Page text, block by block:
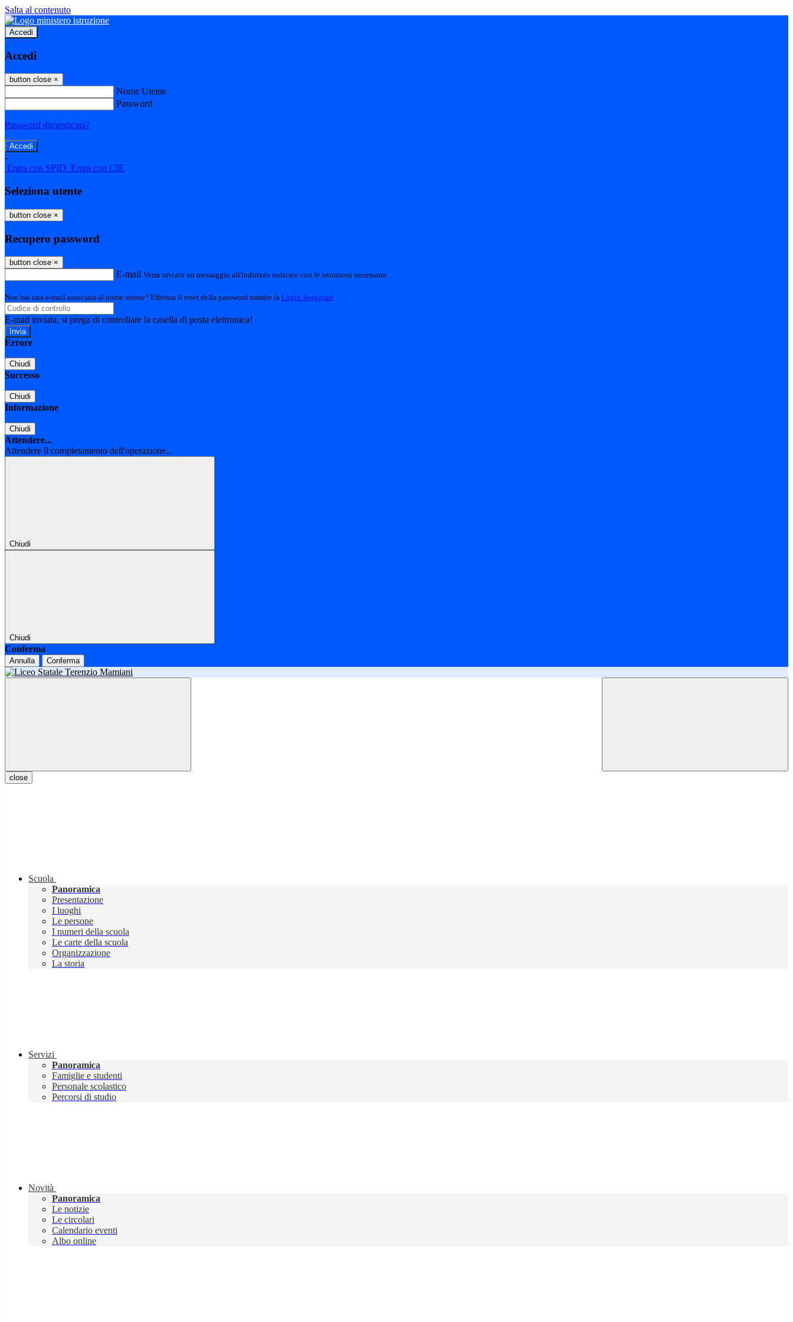
Salta al contenuto
Accedi
Accedi
button close ×
Nome Utente
Password
Password dimenticata?
-
Entra con SPID Entra con CIE
Seleziona utente
button close ×
Recupero password
button close ×
E-mail Verrà inviato un messaggio all'indirizzo indicato con le istruzioni necessarie.
Non hai una e-mail associata al nome utente? Effettua il reset della password tramite la Login Spaggiari
E-mail inviata, si prega di controllare la casella di posta elettronica!
Errore
Chiudi
Successo
Chiudi
Informazione
Chiudi
Attendere...
Attendere il completamento dell'operazione...
Chiudi
Chiudi
Conferma
Annulla Conferma
close
Scuola
Panoramica
Presentazione
I luoghi
Le persone
I numeri della scuola
Le carte della scuola
Organizzazione
La storia
Servizi
Panoramica
Famiglie e studenti
Personale scolastico
Percorsi di studio
Novità
Panoramica
Le notizie
Le circolari
Calendario eventi
Albo online